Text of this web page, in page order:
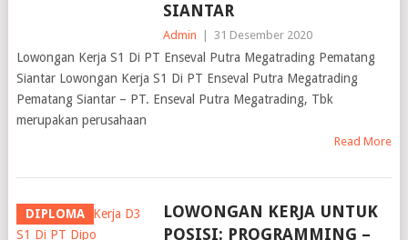
SIANTAR
Admin 31 Desember 2020
Lowongan Kerja S1 Di PT Enseval Putra Megatrading Pematang
Siantar Lowongan Kerja S1 Di PT Enseval Putra Megatrading
Pematang Siantar – PT. Enseval Putra Megatrading, Tbk
merupakan perusahaan
Read More
DIPLOMA
LOWONGAN KERJA UNTUK
POSISI: PROGRAMMING –